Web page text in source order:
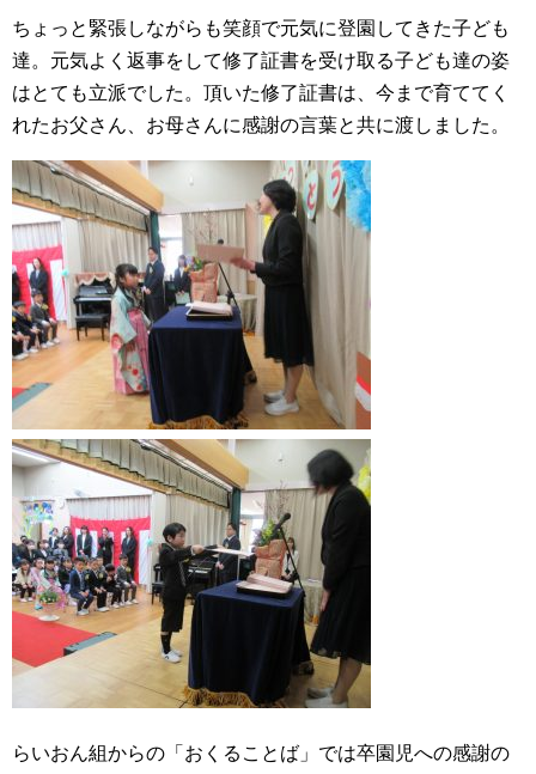
ちょっと緊張しながらも笑顔で元気に登園してきた子ども
達。元気よく返事をして修了証書を受け取る子ども達の姿
はとても立派でした。頂いた修了証書は、今まで育ててく
れたお父さん、お母さんに感謝の言葉と共に渡しました。
らいおん組からの「おくることば」では卒園児への感謝の